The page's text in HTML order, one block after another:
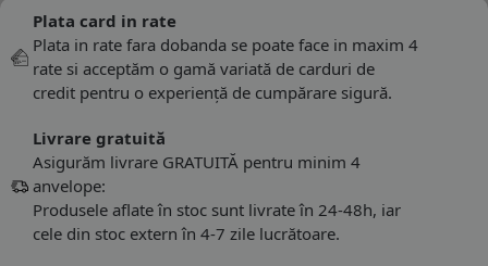
Plata card in rate
Plata in rate fara dobanda se poate face in maxim 4
rate si acceptăm o gamă variată de carduri de
credit pentru o experiență de cumpărare sigură.
Livrare gratuită
Asigurăm livrare GRATUITĂ pentru minim 4
anvelope:
Produsele aflate în stoc sunt livrate în 24-48h, iar
cele din stoc extern în 4-7 zile lucrătoare.